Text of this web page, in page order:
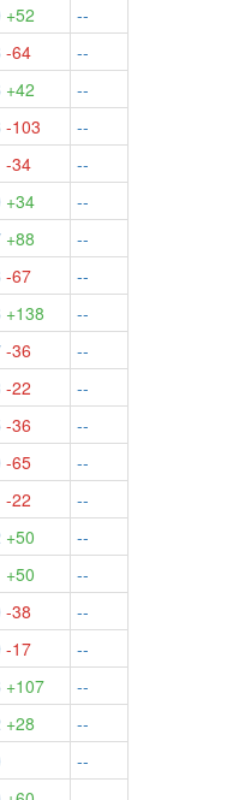
+52
--
-64
--
+42
--
-103
--
-34
--
+34
--
+88
--
-67
--
+138
--
-36
--
-22
--
-36
--
-65
--
-22
--
+50
--
+50
--
-38
--
-17
--
+107
--
+28
--
--